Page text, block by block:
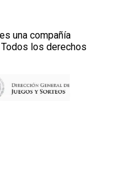
una compañía
los derechos